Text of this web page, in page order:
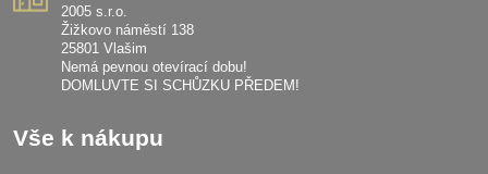
2005 s.r.o.
Žižkovo náměstí 138
25801 Vlašim
Nemá pevnou otevírací dobu!
DOMLUVTE SI SCHŮZKU PŘEDEM!
Vše k nákupu